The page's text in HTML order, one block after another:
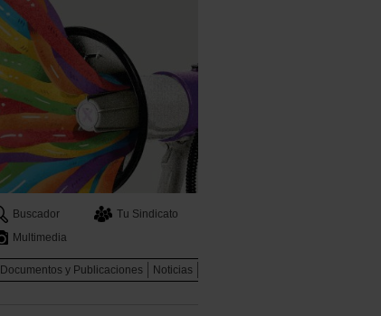
Buscador
Tu Sindicato
Multimedia
Documentos y Publicaciones
Noticias